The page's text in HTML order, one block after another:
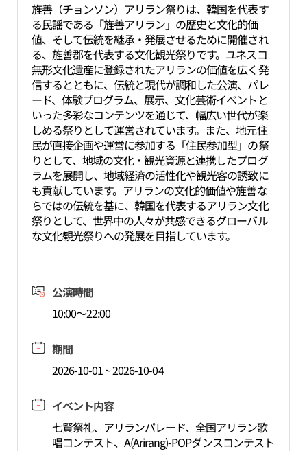
旌善（チョンソン）アリラン祭りは、韓国を代表す
る民謡である「旌善アリラン」の歴史と文化的価
値、そして伝統を継承・発展させるために開催され
る、旌善郡を代表する文化観光祭りです。ユネスコ
無形文化遺産に登録されたアリランの価値を広く発
信するとともに、伝統と現代が調和した公演、パレ
ード、体験プログラム、展示、文化芸術イベントと
いった多彩なコンテンツを通じて、幅広い世代が楽
しめる祭りとして運営されています。また、地元住
民が直接企画や運営に参加する「住民参加型」の祭
りとして、地域の文化・観光資源と連携したプログ
ラムを展開し、地域経済の活性化や観光客の誘致に
も貢献しています。アリランの文化的価値や旌善な
らではの伝統を基に、韓国を代表するアリラン文化
祭りとして、世界中の人々が共感できるグローバル
な文化観光祭りへの発展を目指しています。
公演時間
10:00～22:00
期間
2026-10-01 ~ 2026-10-04
イベント内容
七賢祭礼、アリランパレード、全国アリラン歌
唱コンテスト、A(Arirang)-POPダンスコンテスト